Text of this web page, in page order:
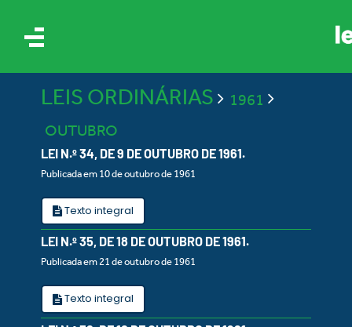
LEIS ORDINÁRIAS
1961
OUTUBRO
LEI N.º 34, DE 9 DE OUTUBRO DE 1961.
Publicada em 10 de outubro de 1961
Texto integral
LEI N.º 35, DE 18 DE OUTUBRO DE 1961.
Publicada em 21 de outubro de 1961
Texto integral